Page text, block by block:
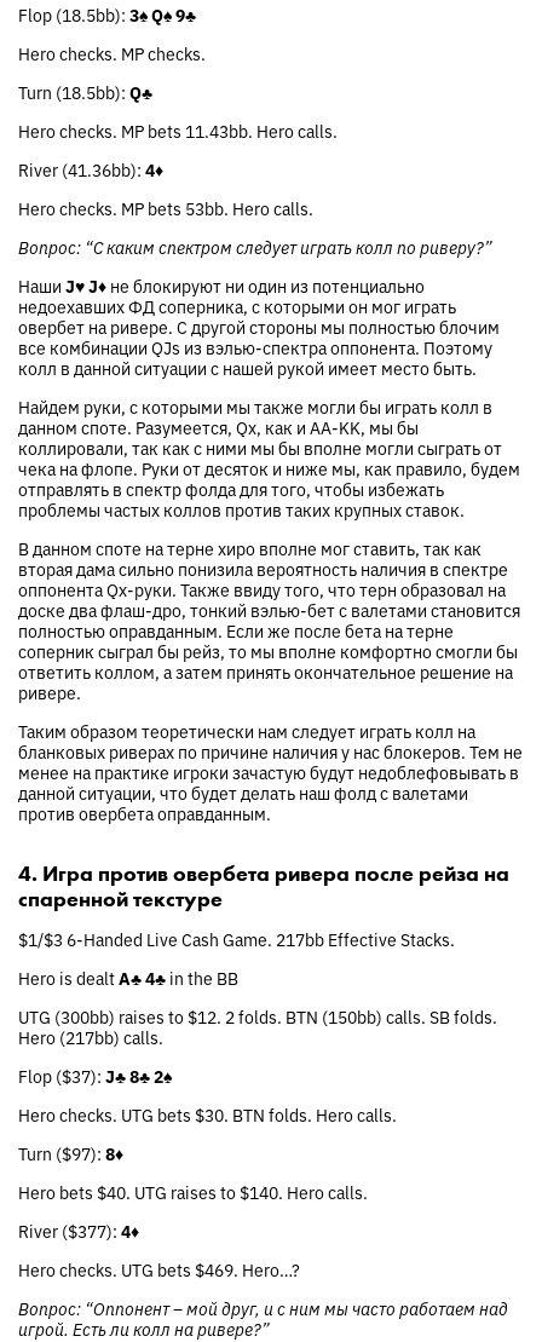
Flop (18.5bb): 3♠Q♠9♣
Hero checks. MP checks.
Turn (18.5bb): Q♣
Hero checks. MP bets 11.43bb. Hero calls.
River (41.36bb): 4♦
Hero checks. MP bets 53bb. Hero calls.
Вопрос: “С каким спектром следует играть колл по риверу?”
Наши J♥J♦ не блокируют ни один из потенциально
недоехавших ФД соперника, с которыми он мог играть
овербет на ривере. С другой стороны мы полностью блочим
все комбинации QJs из вэлью-спектра оппонента. Поэтому
колл в данной ситуации с нашей рукой имеет место быть.
Найдем руки, с которыми мы также могли бы играть колл в
данном споте. Разумеется, Qx, как и AA-KK, мы бы
коллировали, так как с ними мы бы вполне могли сыграть от
чека на флопе. Руки от десяток и ниже мы, как правило, будем
отправлять в спектр фолда для того, чтобы избежать
проблемы частых коллов против таких крупных ставок.
В данном споте на терне хиро вполне мог ставить, так как
вторая дама сильно понизила вероятность наличия в спектре
оппонента Qx-руки. Также ввиду того, что терн образовал на
доске два флаш-дро, тонкий вэлью-бет с валетами становится
полностью оправданным. Если же после бета на терне
соперник сыграл бы рейз, то мы вполне комфортно смогли бы
ответить коллом, а затем принять окончательное решение на
ривере.
Таким образом теоретически нам следует играть колл на
бланковых риверах по причине наличия у нас блокеров. Тем не
менее на практике игроки зачастую будут недоблефовывать в
данной ситуации, что будет делать наш фолд с валетами
против овербета оправданным.
4. Игра против овербета ривера после рейза на
спаренной текстуре
$1/$3 6-Handed Live Cash Game. 217bb Effective Stacks.
Hero is dealtA♣4♣ in the BB
UTG (300bb) raises to $12. 2 folds. BTN (150bb) calls. SB folds.
Hero (217bb) calls.
Flop ($37): J♣8♣2♠
Hero checks. UTG bets $30. BTN folds. Hero calls.
Turn ($97): 8♦
Hero bets $40. UTG raises to $140. Hero calls.
River ($377): 4♦
Hero checks. UTG bets $469. Hero…?
Вопрос: “Оппонент – мой друг, и с ним мы часто работаем над
игрой. Есть ли колл на ривере?”